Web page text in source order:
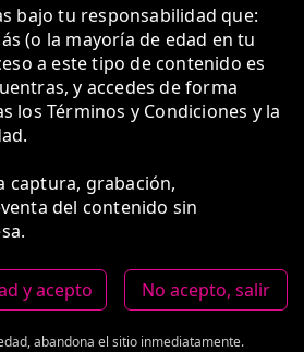
bajo tu responsabilidad que:
(o la mayoría de edad en tu
a este tipo de contenido es
y accedes de forma
los Términos y Condiciones y la
captura, grabación,
del contenido sin
y acepto No acepto, salir
abandona el sitio inmediatamente.
de Pago: